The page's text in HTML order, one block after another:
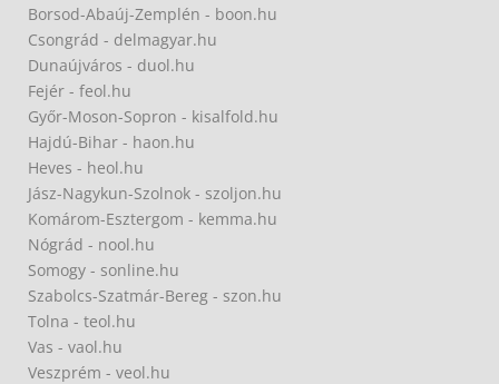
Borsod-Abaúj-Zemplén - boon.hu
Csongrád - delmagyar.hu
Dunaújváros - duol.hu
Fejér - feol.hu
Győr-Moson-Sopron - kisalfold.hu
Hajdú-Bihar - haon.hu
Heves - heol.hu
Jász-Nagykun-Szolnok - szoljon.hu
Komárom-Esztergom - kemma.hu
Nógrád - nool.hu
Somogy - sonline.hu
Szabolcs-Szatmár-Bereg - szon.hu
Tolna - teol.hu
Vas - vaol.hu
Veszprém - veol.hu